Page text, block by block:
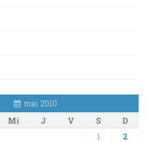
mai 2010
Mi J V S
D
1
2